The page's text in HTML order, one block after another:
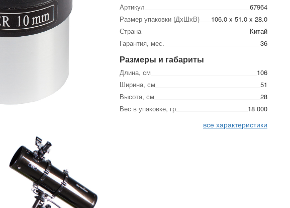
Артикул
67964
Размер упаковки (ДхШхВ)
106.0 x 51.0 x 28.0
Страна
Китай
Гарантия, мес.
36
Размеры и габариты
Длина, см
106
Ширина, см
51
Высота, см
28
Вес в упаковке, гр
18 000
все характеристики